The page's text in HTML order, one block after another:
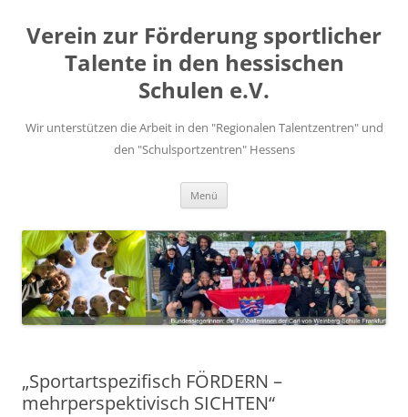
springen
Verein zur Förderung sportlicher
Talente in den hessischen
Schulen e.V.
Wir unterstützen die Arbeit in den "Regionalen Talentzentren" und
den "Schulsportzentren" Hessens
Menü
„Sportartspezifisch FÖRDERN –
mehrperspektivisch SICHTEN“